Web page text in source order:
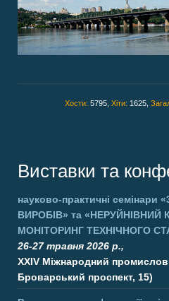
Хости: 5795, Хіти: 1625,
Виставки та
науково-практичні семінари
ВИРОБІВ» та «НЕРУЙНІВНИЙ
МОНІТОРИНГ ТЕХНІЧНОГО
26-27 травня 2026 р.,
XXIV Міжнародний
Броварський проспект, 15)